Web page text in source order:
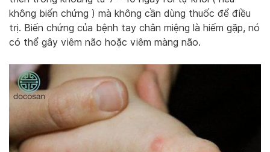
không biến chứng ) mà không cần dùng thuốc để điều
trị. Biến chứng của bệnh tay chân miệng là hiếm gặp, nó
có thể gây viêm não hoặc viêm màng não.